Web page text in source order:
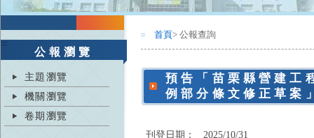
:::
公報瀏覽
主題瀏覽
機關瀏覽
卷期瀏覽
::: 首頁> 公報查詢
預告「苗栗縣營建工
例部分條文修正草案
刊登日期：
2025/10/31